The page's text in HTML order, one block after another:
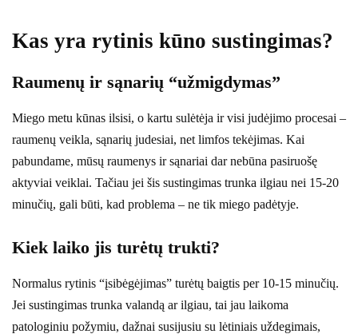
Kas yra rytinis kūno sustingimas?
Raumenų ir sąnarių “užmigdymas”
Miego metu kūnas ilsisi, o kartu sulėtėja ir visi judėjimo procesai –
raumenų veikla, sąnarių judesiai, net limfos tekėjimas. Kai
pabundame, mūsų raumenys ir sąnariai dar nebūna pasiruošę
aktyviai veiklai. Tačiau jei šis sustingimas trunka ilgiau nei 15-20
minučių, gali būti, kad problema – ne tik miego padėtyje.
Kiek laiko jis turėtų trukti?
Normalus rytinis “įsibėgėjimas” turėtų baigtis per 10-15 minučių.
Jei sustingimas trunka valandą ar ilgiau, tai jau laikoma
patologiniu požymiu, dažnai susijusiu su lėtiniais uždegimais,